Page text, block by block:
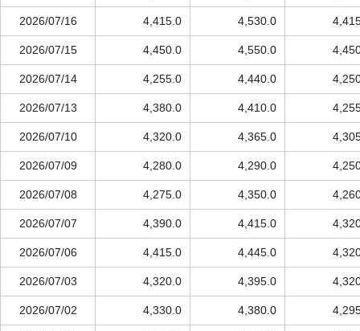
2026/07/16 4,415.0 4,530.0
2026/07/15 4,450.0 4,550.0
2026/07/14 4,255.0 4,440.0
2026/07/13 4,380.0 4,410.0
2026/07/10 4,320.0 4,365.0
2026/07/09 4,280.0 4,290.0
2026/07/08 4,275.0 4,350.0
2026/07/07 4,390.0 4,415.0
2026/07/06 4,415.0 4,445.0
2026/07/03 4,320.0 4,395.0
2026/07/02 4,330.0 4,380.0